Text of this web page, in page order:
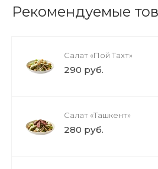
Рекомендуемые
Салат «Пой Тахт»
290 руб.
Салат «Ташкент»
280 руб.